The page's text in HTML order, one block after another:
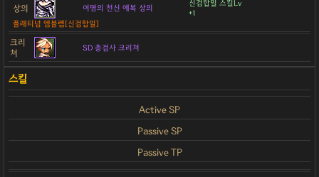
상의 여명의 천신 예복 상의
신검합일 스킬Lv
+1
플래티넘 엠블렘[신검합일]
크리
쳐
SD 총검사 크리쳐
Active SP
Passive SP
Passive TP